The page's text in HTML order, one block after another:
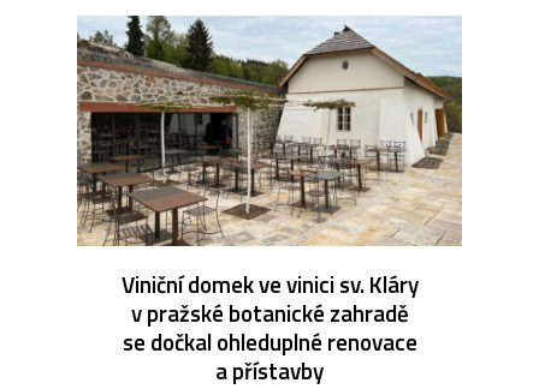
Viniční domek ve vinici sv. Kláry
v pražské botanické zahradě
se dočkal ohleduplné renovace
a přístavby